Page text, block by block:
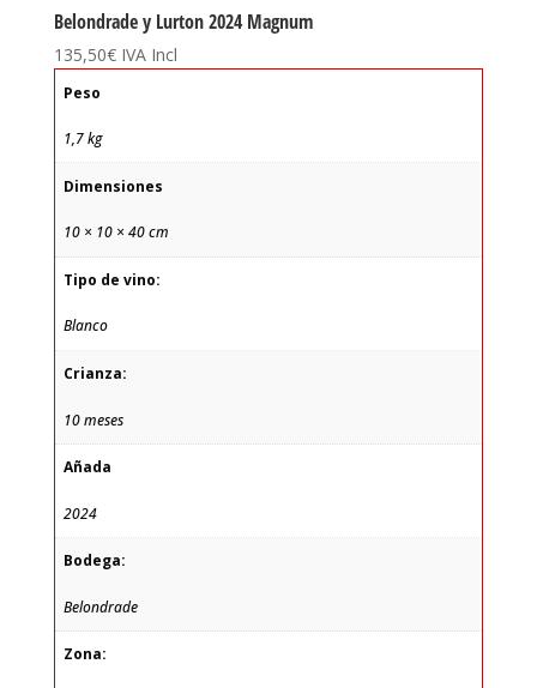
Belondrade y Lurton 2024 Magnum
135,50€ IVA Incl
Peso
1,7 kg
Dimensiones
10 × 10 × 40 cm
Tipo de vino:
Blanco
Crianza:
10 meses
Añada
2024
Bodega:
Belondrade
Zona: